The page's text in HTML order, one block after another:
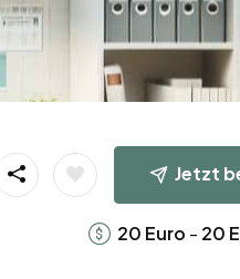
Jetzt
20 Euro - 20